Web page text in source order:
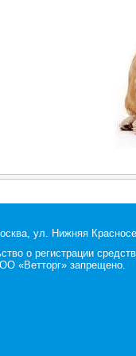
ул. Нижняя
о регистрации
«Ветторг» запрещено.